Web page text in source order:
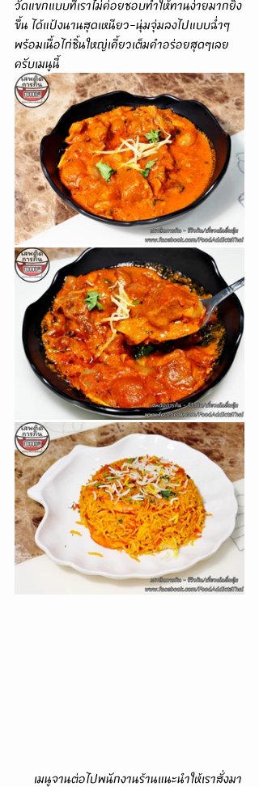
วัดแขกแบบที่เราไม่ค่อยชอบทำให้ทานง่ายมากยิ่ง
ขึ้น ได้แป้งนานสุดเหนียว-นุ่มจุ่มลงไปแบบฉ่ำๆ
พร้อมเนื้อไก่ชิ้นใหญ่เคี้ยวเต็มคำอร่อยสุดๆเลย
ครับเมนูนี้